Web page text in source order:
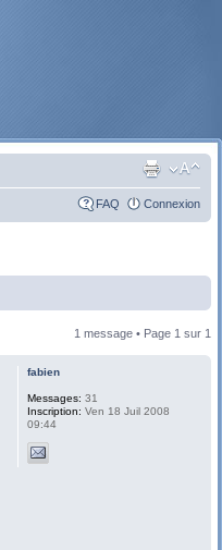
FAQ Connexion
1 message • Page 1 sur 1
fabien
Messages: 31
Inscription: Ven 18 Juil 2008
09:44